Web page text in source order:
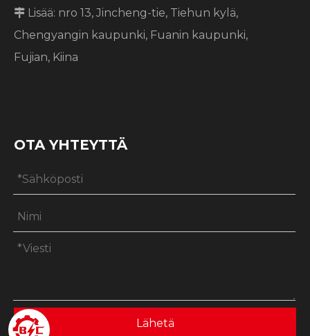
 Lisää: nro 13, Jincheng-tie, Tiehun kylä,
Chengyangin kaupunki, Fuanin kaupunki,
Fujian, Kiina
OTA YHTEYTTÄ
Lähetä